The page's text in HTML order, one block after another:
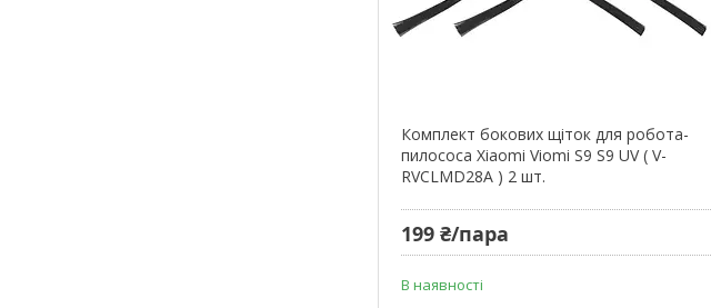
Комплект бокових щіток для робота-
пилососа Xiaomi Viomi S9 S9 UV ( V-
RVCLMD28A ) 2 шт.
199 ₴/пара
В наявності